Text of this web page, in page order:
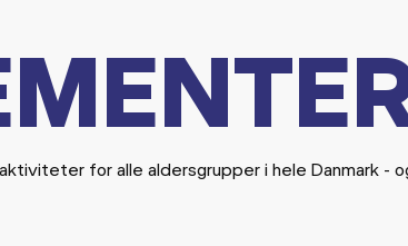
for alle aldersgrupper i hele Danmark -